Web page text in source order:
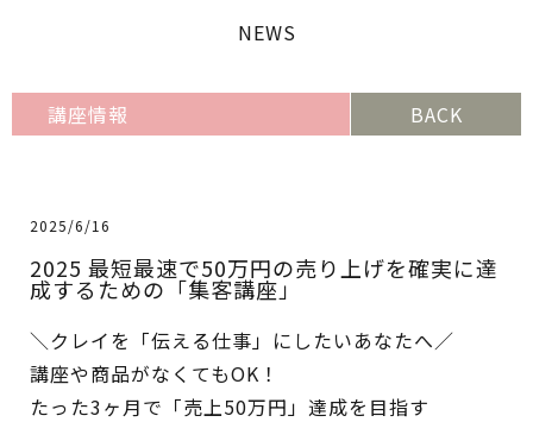
NEWS
講座情報 BACK
2025/6/16
2025 最短最速で50万円の売り上げを確実に達
成するための「集客講座」
＼クレイを「伝える仕事」にしたいあなたへ／
講座や商品がなくてもOK！
たった3ヶ月で「売上50万円」達成を目指す